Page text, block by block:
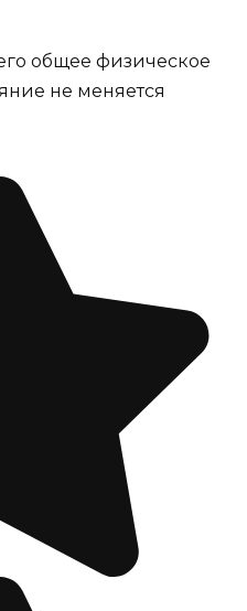
общее физическое
не меняется